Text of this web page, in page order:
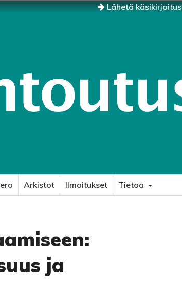
Lähetä käsikirjoitus
Arkistot Ilmoitukset Tietoa
ja